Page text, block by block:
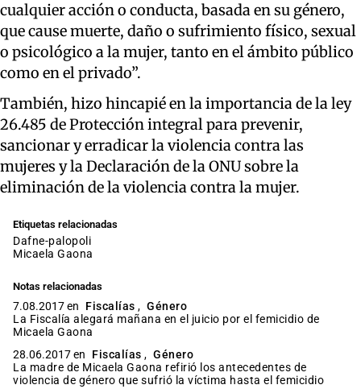
cualquier acción o conducta, basada en su género,
que cause muerte, daño o sufrimiento físico, sexual
o psicológico a la mujer, tanto en el ámbito público
como en el privado”.
También, hizo hincapié en la importancia de la ley
26.485 de Protección integral para prevenir,
sancionar y erradicar la violencia contra las
mujeres y la Declaración de la ONU sobre la
eliminación de la violencia contra la mujer.
Etiquetas relacionadas
dafne-palopoli
Micaela Gaona
Notas relacionadas
7.08.2017 en Fiscalías , Género
La Fiscalía alegará mañana en el juicio por el femicidio de
Micaela Gaona
28.06.2017 en
Fiscalías , Género
La madre de Micaela Gaona refirió los antecedentes de
violencia de género que sufrió la víctima hasta el femicidio